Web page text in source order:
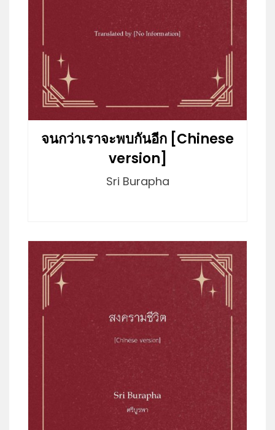
จนกว่าเราจะพบกันอีก [Chinese
version]
Sri Burapha